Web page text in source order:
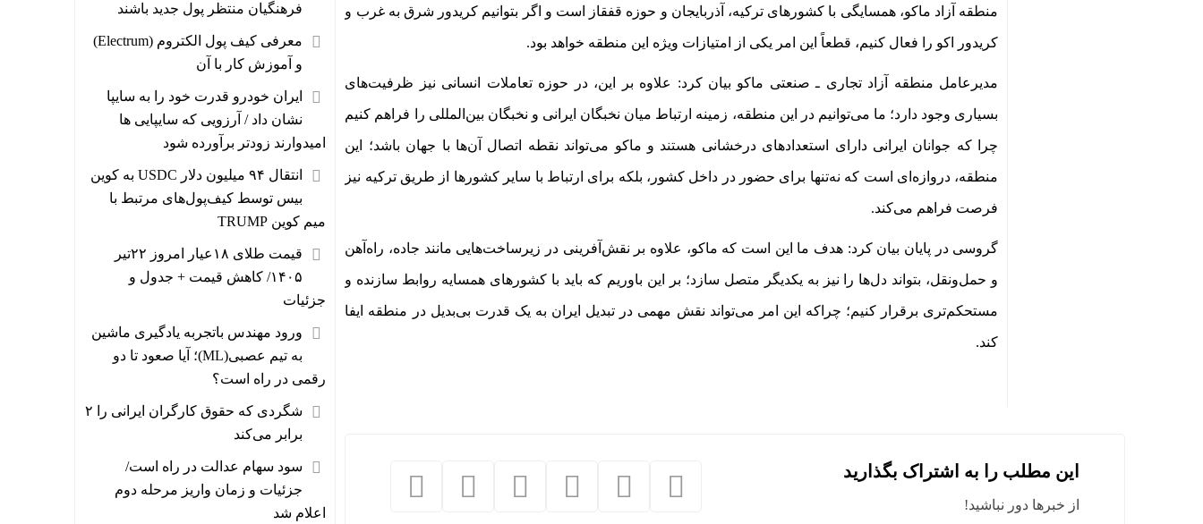
منطقه آزاد ماکو، همسایگی با کشورهای ترکیه، آذربایجان و حوزه قفقاز است و اگر بتوانیم کریدور شرق به غرب و
کریدور اکو را فعال کنیم، قطعاً این امر یکی از امتیازات ویژه این منطقه خواهد بود.
مدیرعامل منطقه آزاد تجاری ـ صنعتی ماکو بیان کرد: علاوه بر این، در حوزه تعاملات انسانی نیز ظرفیت‌های
بسیاری وجود دارد؛ ما می‌توانیم در این منطقه، زمینه ارتباط میان نخبگان ایرانی و نخبگان بین‌المللی را فراهم کنیم
چرا که جوانان ایرانی دارای استعدادهای درخشانی هستند و ماکو می‌تواند نقطه اتصال آن‌ها با جهان باشد؛ این
منطقه، دروازه‌ای است که نه‌تنها برای حضور در داخل کشور، بلکه برای ارتباط با سایر کشورها از طریق ترکیه نیز
فرصت فراهم می‌کند.
گروسی در پایان بیان کرد: هدف ما این است که ماکو، علاوه بر نقش‌آفرینی در زیرساخت‌هایی مانند جاده، راه‌آهن
و حمل‌ونقل، بتواند دل‌ها را نیز به یکدیگر متصل سازد؛ بر این باوریم که باید با کشورهای همسایه روابط سازنده و
مستحکم‌تری برقرار کنیم؛ چراکه این امر می‌تواند نقش مهمی در تبدیل ایران به یک قدرت بی‌بدیل در منطقه ایفا
کند.
این مطلب را به اشتراک بگذارید
از خبرها دور نباشید!
فرهنگیان منتظر پول جدید باشند
معرفی کیف پول الکتروم (Electrum)
و آموزش کار با آن
ایران خودرو قدرت خود را به سایپا
نشان داد / آرزویی که سایپایی ها
امیدوارند زودتر برآورده شود
انتقال ۹۴ میلیون دلار USDC به کوین
بیس توسط کیف‌پول‌های مرتبط با
میم کوین TRUMP
قیمت طلای ۱۸عیار امروز ۲۲تیر
۱۴۰۵/ کاهش قیمت + جدول و
جزئیات
ورود مهندس باتجربه یادگیری ماشین
به تیم عصبی(ML)؛ آیا صعود تا دو
رقمی در راه است؟
شگردی که حقوق کارگران ایرانی را ۲
برابر می‌کند
سود سهام عدالت در راه است/
جزئیات و زمان واریز مرحله دوم
اعلام شد